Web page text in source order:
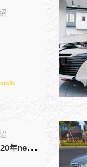
豐
田2020年new Vlos